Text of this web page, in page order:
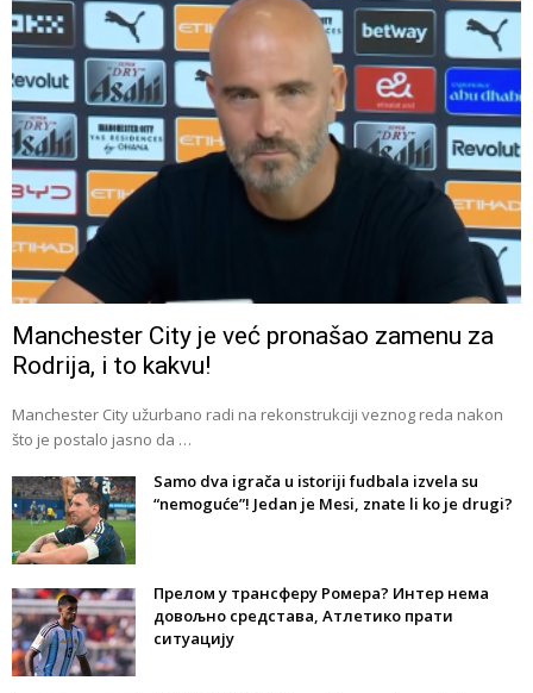
Manchester City je već pronašao zamenu za
Rodrija, i to kakvu!
Manchester City užurbano radi na rekonstrukciji veznog reda nakon
što je postalo jasno da …
Samo dva igrača u istoriji fudbala izvela su
“nemoguće”! Jedan je Mesi, znate li ko je drugi?
Прелом у трансферу Ромера? Интер нема
довољно средстава, Атлетико прати
ситуацију